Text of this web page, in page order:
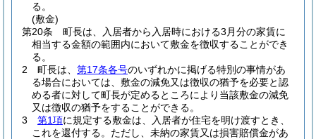
る。
(敷金)
第20条
町長は、入居者から入居時における3月分の家賃に
相当する金額の範囲内において敷金を徴収することができ
る。
2
町長は、 第17条各号のいずれかに掲げる特別の事情があ
る場合においては、敷金の減免又は徴収の猶予を必要と認
める者に対して町長が定めるところにより当該敷金の減免
又は徴収の猶予をすることができる。
3
第1項に規定する敷金は、入居者が住宅を明け渡すとき、
これを還付する。 ただし、未納の家賃又は損害賠償金があ